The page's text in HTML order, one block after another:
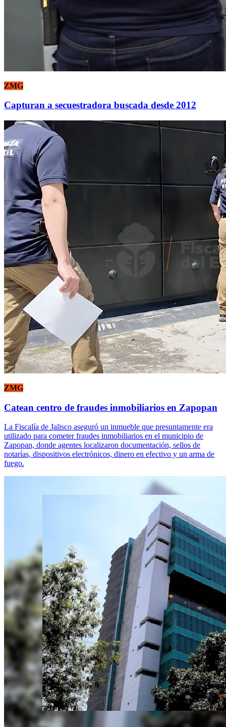
ZMG
Capturan a secuestradora buscada desde 2012
ZMG
Catean centro de fraudes inmobiliarios en Zapopan
La Fiscalía de Jalisco aseguró un inmueble que presuntamente era
utilizado para cometer fraudes inmobiliarios en el municipio de
Zapopan, donde agentes localizaron documentación, sellos de
notarías, dispositivos electrónicos, dinero en efectivo y un arma de
fuego.